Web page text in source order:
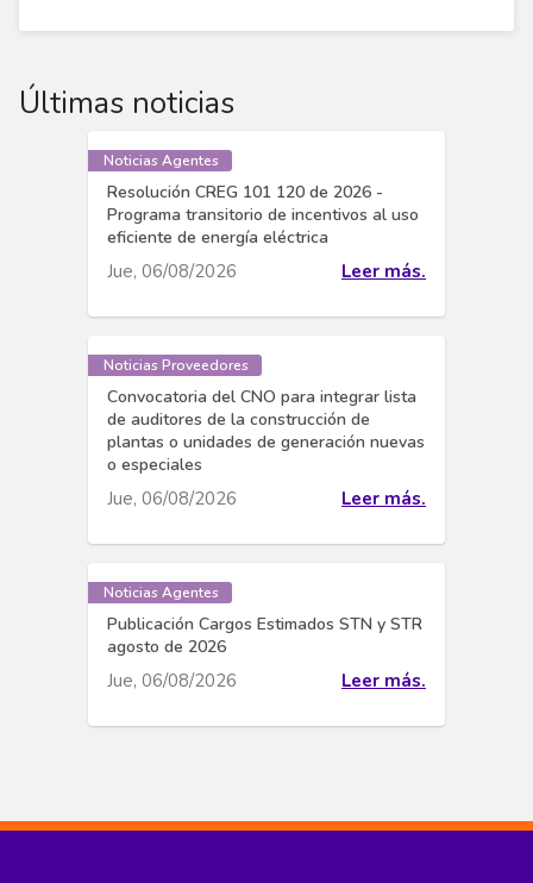
Últimas noticias
Noticias Agentes
Resolución CREG 101 120 de 2026 -
Programa transitorio de incentivos al uso
eficiente de energía eléctrica
Jue, 06/08/2026 Leer más.
Noticias Proveedores
Convocatoria del CNO para integrar lista
de auditores de la construcción de
plantas o unidades de generación nuevas
o especiales
Jue, 06/08/2026 Leer más.
Noticias Agentes
Publicación Cargos Estimados STN y STR
agosto de 2026
Jue, 06/08/2026 Leer más.